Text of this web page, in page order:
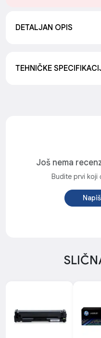
DETALJAN OPIS
TEHNIČKE
Još nema
Budite prvi koji